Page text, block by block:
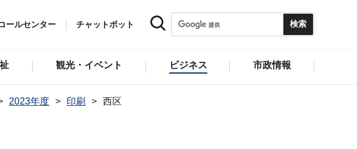
ールセンター チャットボット
観光・イベント ビジネス 市政情報
2023年度 印刷 西区